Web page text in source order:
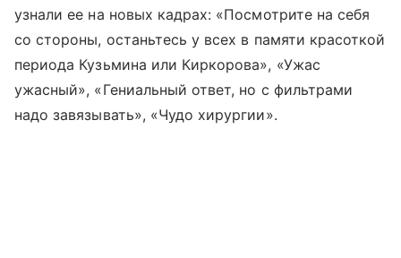
узнали ее на новых кадрах: «Посмотрите на себя
со стороны, останьтесь у всех в памяти красоткой
периода Кузьмина или Киркорова», «Ужас
ужасный», «Гениальный ответ, но с фильтрами
надо завязывать», «Чудо хирургии».